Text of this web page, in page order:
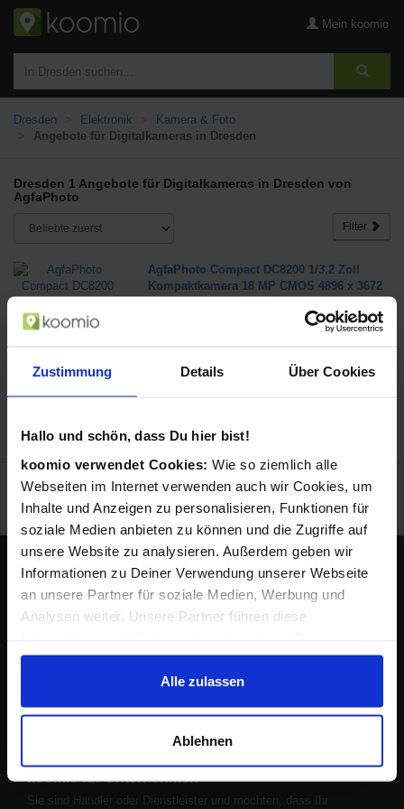
Zustimmung Details Über Cookies
Hallo und schön, dass Du hier bist!
koomio verwendet Cookies: Wie so ziemlich alle
Webseiten im Internet verwenden auch wir Cookies, um
Inhalte und Anzeigen zu personalisieren, Funktionen für
soziale Medien anbieten zu können und die Zugriffe auf
unsere Website zu analysieren. Außerdem geben wir
Informationen zu Deiner Verwendung unserer Webseite
an unsere Partner für soziale Medien, Werbung und
Analysen weiter. Unsere Partner führen diese
zusammen, die Du ihnen bereitgestellt hast oder die sie
im Rahmen Deiner Nutzung der Dienste gesammelt
haben.
Alle zulassen
Ablehnen
Mein koomio
Dresden Elektronik
Kamera & Foto
Angebote für Digitalkameras in Dresden
Dresden 1 Angebote für Digitalkameras in Dresden von
AgfaPhoto
Filter
AgfaPhoto Compact DC8200 1/3.2 Zoll
Kompaktkamera 18 MP CMOS 4896 x 3672
zzgl. Versand. Irrtümer und techn. Änderungen vorbehalten. Abbildungen ähnlich.
Zwischenzeitliche Änderungen der Preise und Verfügbarkeiten sind möglich. Onlinepreise
können von lokalen Preisen abweichen.
Lokale Angebote in Deiner Nähe
Jobs
koomio für Unternehmen
Sie sind Händler oder Dienstleister und möchten, dass Ihr